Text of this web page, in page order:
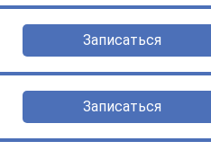
Записаться
Записаться